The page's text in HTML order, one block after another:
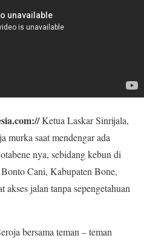
Ketua Laskar Sinrijala,
murka saat mendengar ada
nya, sebidang kebun di
Cani, Kabupaten Bone,
jalan tanpa sepengetahuan
bersama teman – teman